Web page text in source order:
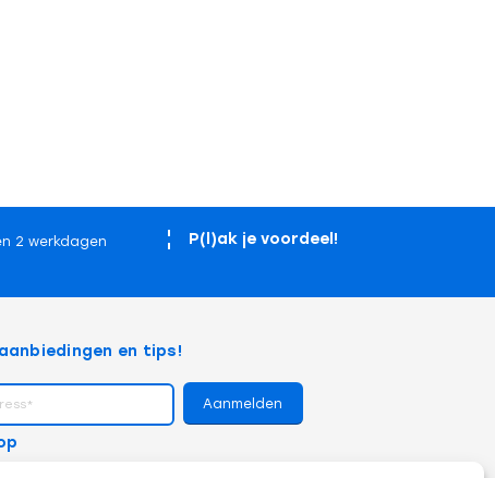
2 werkdagen
P(l)ak je voordeel!
en tips!